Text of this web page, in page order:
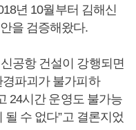
년 10월부터 김해신
을 검증해왔다.
공항 건설이 강행되면
파괴가 불가피하
24시간 운영도 불가능
수 없다”고 결론지었